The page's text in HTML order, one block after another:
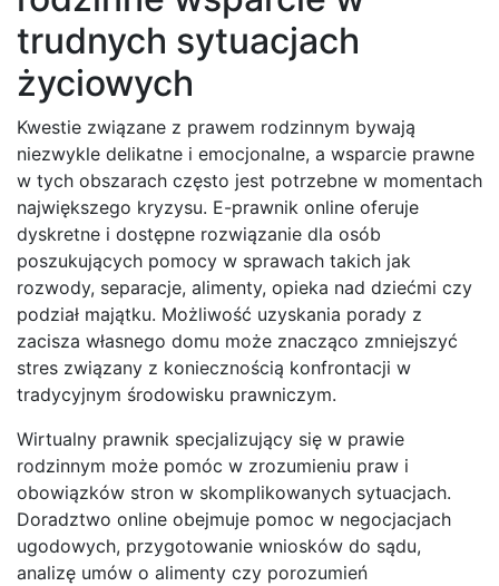
trudnych sytuacjach
życiowych
Kwestie związane z prawem rodzinnym bywają
niezwykle delikatne i emocjonalne, a wsparcie prawne
w tych obszarach często jest potrzebne w momentach
największego kryzysu. E-prawnik online oferuje
dyskretne i dostępne rozwiązanie dla osób
poszukujących pomocy w sprawach takich jak
rozwody, separacje, alimenty, opieka nad dziećmi czy
podział majątku. Możliwość uzyskania porady z
zacisza własnego domu może znacząco zmniejszyć
stres związany z koniecznością konfrontacji w
tradycyjnym środowisku prawniczym.
Wirtualny prawnik specjalizujący się w prawie
rodzinnym może pomóc w zrozumieniu praw i
obowiązków stron w skomplikowanych sytuacjach.
Doradztwo online obejmuje pomoc w negocjacjach
ugodowych, przygotowanie wniosków do sądu,
analizę umów o alimenty czy porozumień